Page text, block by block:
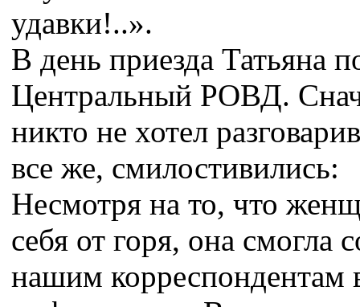
удавки!..».
В день приезда Татьяна
Центральный РОВД.
никто не хотел
все же, смилостивились:
Несмотря на то, что
себя от горя, она смогла
нашим корреспондентам